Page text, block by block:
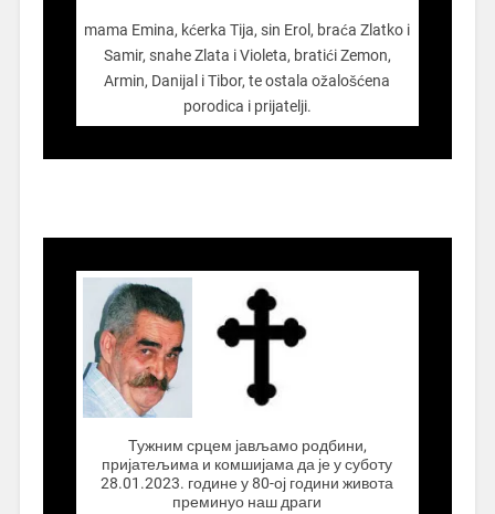
mama Emina, kćerka Tija, sin Erol, braća Zlatko i
Samir, snahe Zlata i Violeta, bratići Zemon,
Armin, Danijal i Tibor, te ostala ožalošćena
porodica i prijatelji.
Тужним срцем јављамо родбини,
пријатељима и комшијама да је у суботу
28.01.2023. године у 80-ој години живота
преминуо наш драги